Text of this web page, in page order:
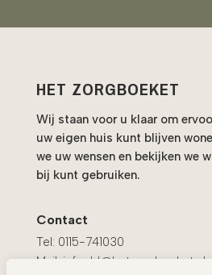
HET ZORGBOEKET
Wij staan voor u klaar om
uw eigen huis kunt blijven
we uw wensen en bekijken we
bij kunt gebruiken.
Contact
Tel: 0115-741030
Mail: info.zld@hetzorgboeket.nl